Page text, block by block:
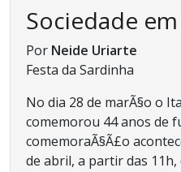
Sociedade
Por Neide Uriarte
Festa da Sardinha
No dia 28 de marÃ§o o
comemorou 44 anos de
comemoraÃ§Ã£o
de abril, a partir das 11h,